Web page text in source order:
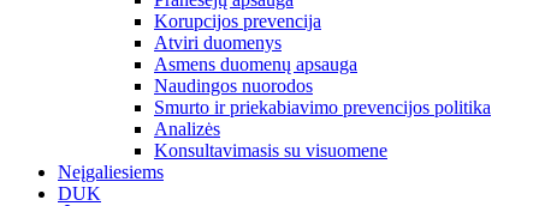
Korupcijos prevencija
Atviri duomenys
Asmens duomenų apsauga
Naudingos nuorodos
Smurto ir priekabiavimo prevencijos politika
Analizės
Konsultavimasis su visuomene
Neįgaliesiems
DUK